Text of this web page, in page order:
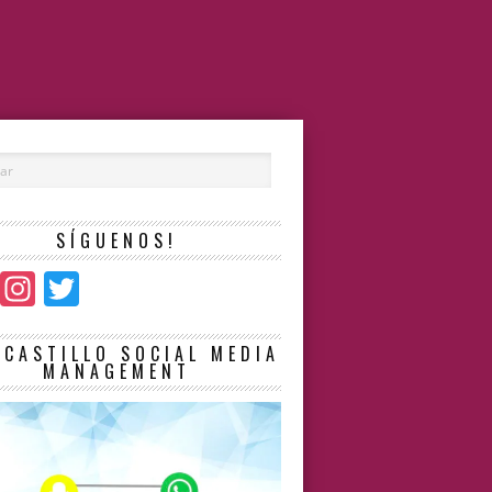
SÍGUENOS!
Instagram
SOCIAL MEDIA
MANAGEMENT